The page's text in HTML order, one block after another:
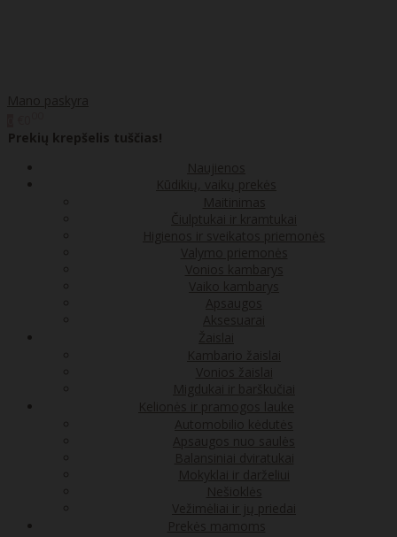
Mano paskyra
Prekių krepšelis tuščias!
Naujienos
Kūdikių, vaikų prekės
Maitinimas
Čiulptukai ir kramtukai
Higienos ir sveikatos priemonės
Valymo priemonės
Vonios kambarys
Vaiko kambarys
Apsaugos
Aksesuarai
Žaislai
Kambario žaislai
Vonios žaislai
Migdukai ir barškučiai
Kelionės ir pramogos lauke
Automobilio kėdutės
Apsaugos nuo saulės
Balansiniai dviratukai
Mokyklai ir darželiui
Nešioklės
Vežimėliai ir jų priedai
Prekės mamoms